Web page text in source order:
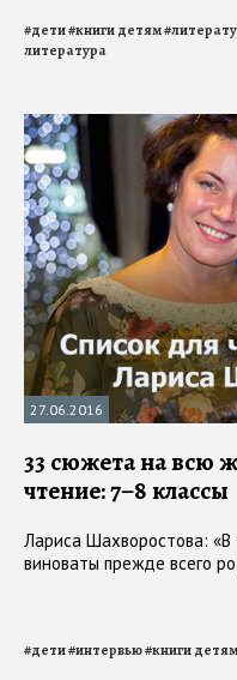
#дети#книги детям#
литература
27.06.2016
33 сюжета на всю
чтение: 7–8 классы
Лариса Шахворостова:
виноваты прежде всего
#дети#интервью#книги детям